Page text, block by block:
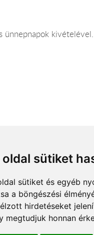
oldal sütiket
sütiket és egyéb
a böngészési
hirdetéseket
megtudjuk honnan
ünnepnapok kivételével.
körülmények